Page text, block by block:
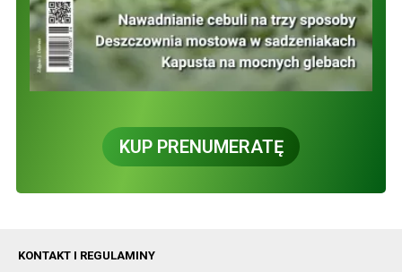
KUP PRENUMERATĘ
KONTAKT I REGULAMINY